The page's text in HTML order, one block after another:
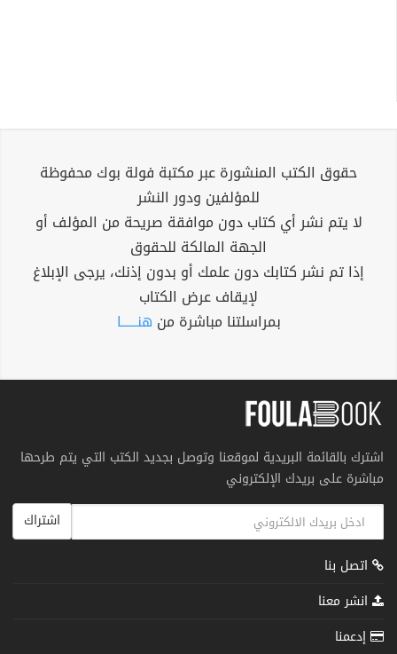
حقوق الكتب المنشورة عبر مكتبة فولة بوك محفوظة
للمؤلفين ودور النشر
لا يتم نشر أي كتاب دون موافقة صريحة من المؤلف أو
الجهة المالكة للحقوق
إذا تم نشر كتابك دون علمك أو بدون إذنك، يرجى الإبلاغ
لإيقاف عرض الكتاب
بمراسلتنا مباشرة من هنــــــا
اشترك بالقائمة البريدية لموقعنا وتوصل بجديد الكتب التي يتم طرحها
مباشرة على بريدك الإلكتروني
اشتراك
اتصل بنا
انشر معنا
إدعمنا